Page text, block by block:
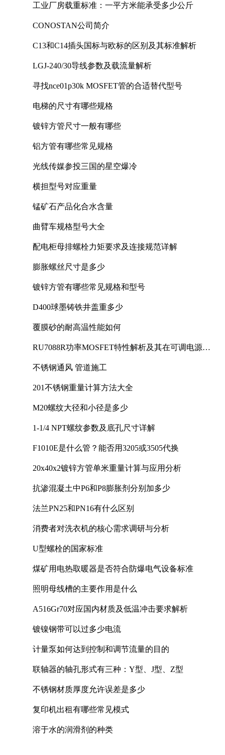
工业厂房载重标准：一平方米能承受多少公斤
CONOSTAN公司简介
C13和C14插头国标与欧标的区别及其标准解析
LGJ-240/30导线参数及载流量解析
寻找nce01p30k MOSFET管的合适替代型号
电梯的尺寸有哪些规格
镀锌方管尺寸一般有哪些
铝方管有哪些常见规格
光线传媒参投三国的星空爆冷
横担型号对应重量
锰矿石产品化合水含量
曲臂车规格型号大全
配电柜母排螺栓力矩要求及连接规范详解
膨胀螺丝尺寸是多少
镀锌方管有哪些常见规格和型号
D400球墨铸铁井盖重多少
覆膜砂的耐高温性能如何
RU7088R功率MOSFET特性解析及其在可调电源设
不锈钢通风 管道施工
201不锈钢重量计算方法大全
M20螺纹大径和小径是多少
1-1/4 NPT螺纹参数及底孔尺寸详解
F1010E是什么管？能否用3205或3505代换
20x40x2镀锌方管单米重量计算与应用分析
抗渗混凝土中P6和P8膨胀剂分别加多少
法兰PN25和PN16有什么区别
消费者对洗衣机的核心需求调研与分析
U型螺栓的国家标准
煤矿用电热取暖器是否符合防爆电气设备标准
照明母线槽的主要作用是什么
A516Gr70对应国内材质及低温冲击要求解析
镀镍钢带可以过多少电流
计量泵如何达到控制和调节流量的目的
联轴器的轴孔形式有三种：Y型、J型、Z型
不锈钢材质厚度允许误差是多少
复印机出租有哪些常见模式
溶于水的润滑剂的种类